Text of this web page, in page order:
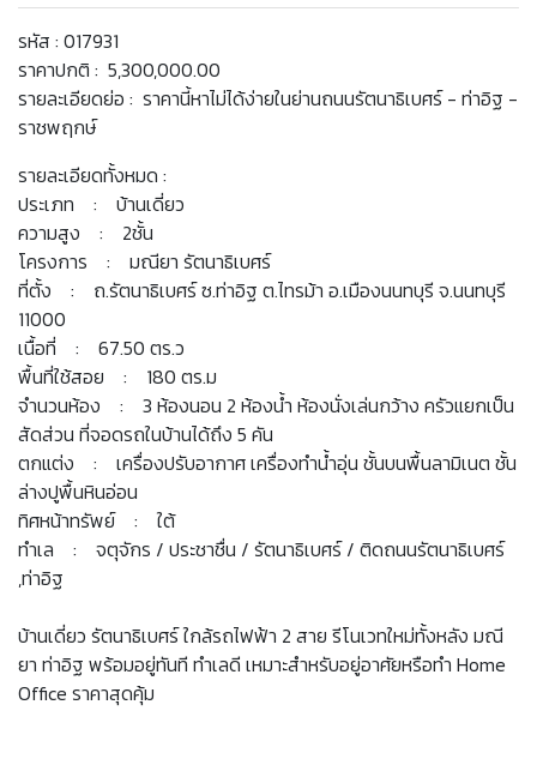
รหัส : 017931
ราคาปกติ : 5,300,000.00
รายละเอียดย่อ : ราคานี้หาไม่ได้ง่ายในย่านถนนรัตนาธิเบศร์ - ท่าอิฐ -
ราชพฤกษ์
รายละเอียดทั้งหมด :
ประเภท : บ้านเดี่ยว
ความสูง : 2ชั้น
โครงการ : มณียา รัตนาธิเบศร์
ที่ตั้ง : ถ.รัตนาธิเบศร์ ซ.ท่าอิฐ ต.ไทรม้า อ.เมืองนนทบุรี จ.นนทบุรี
11000
เนื้อที่ : 67.50 ตร.ว
พื้นที่ใช้สอย : 180 ตร.ม
จำนวนห้อง : 3 ห้องนอน 2 ห้องน้ำ ห้องนั่งเล่นกว้าง ครัวแยกเป็น
สัดส่วน ที่จอดรถในบ้านได้ถึง 5 คัน
ตกแต่ง : เครื่องปรับอากาศ เครื่องทำน้ำอุ่น ชั้นบนพื้นลามิเนต ชั้น
ล่างปูพื้นหินอ่อน
ทิศหน้าทรัพย์ : ใต้
ทำเล : จตุจักร / ประชาชื่น / รัตนาธิเบศร์ / ติดถนนรัตนาธิเบศร์
,ท่าอิฐ
บ้านเดี่ยว รัตนาธิเบศร์ ใกล้รถไฟฟ้า 2 สาย รีโนเวทใหม่ทั้งหลัง มณี
ยา ท่าอิฐ พร้อมอยู่ทันที ทำเลดี เหมาะสำหรับอยู่อาศัยหรือทำ Home
Office ราคาสุดคุ้ม